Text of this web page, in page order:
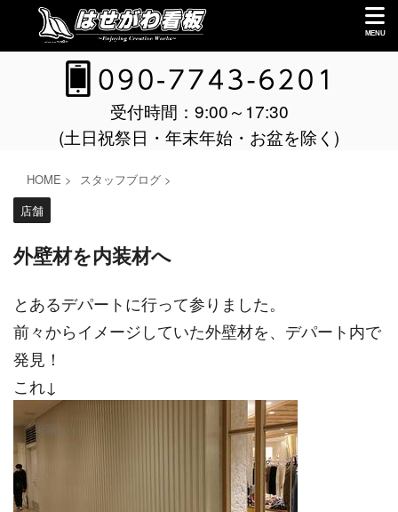
受付時間：9:00～17:30
(土日祝祭日・年末年始・お盆を除く)
HOME > スタッフブログ >
店舗
外壁材を内装材へ
とあるデパートに行って参りました。
前々からイメージしていた外壁材を、デパート内で
発見！
これ↓